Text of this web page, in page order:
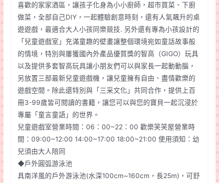
喜歡的家家酒區，讓孩子化身為小小廚師，超市買菜、下廚
做菜，全部自己DIY，一起體驗創意時刻，還有人氣飆升的桌
遊遊戲，最適合大人小孩同樂競技. 另外還有專為小孩設計的
「兒童遊戲室」充滿童趣的壁畫讓整個環境宛如童話故事般
的情境，特別與屢獲國內外產品優質獎的智高（GIGO）玩具
以及提供多套智高玩具讓小朋友們可以與家長一起動動腦，
另放置三部最新兒童遊戲機，讓兒童擁有自由、盡情歡樂的
遊戲空間。除此還特別與「三采文化」共同合作，提供上百
冊3-99歲皆可閱讀的書籍，讓您可以與您的寶貝一起沉浸於
專屬「童言童語」的世界。
兒童遊戲室營業時間：06：00~22：00 歡樂笑笑屋營業時
間：09:00~12:00 14:00~17:00 18:00~21:00 使用須知：幼
兒須由大人陪同
◆戶外圓弧游泳池
具南洋風的戶外游泳池(水深100cm~160cm，長25m)，可舒